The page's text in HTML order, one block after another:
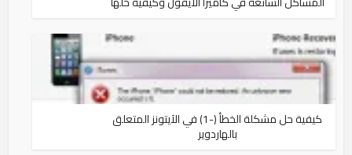
كيفية حل مشكلة الخطأ (-1) في الآيتونز المتعلق
بالهاردوير